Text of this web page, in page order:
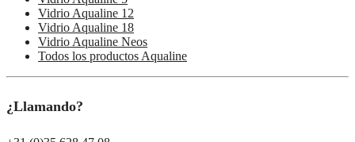
Vidrio Aqualine 12
Vidrio Aqualine 18
Vidrio Aqualine Neos
Todos los productos Aqualine
¿Llamando?